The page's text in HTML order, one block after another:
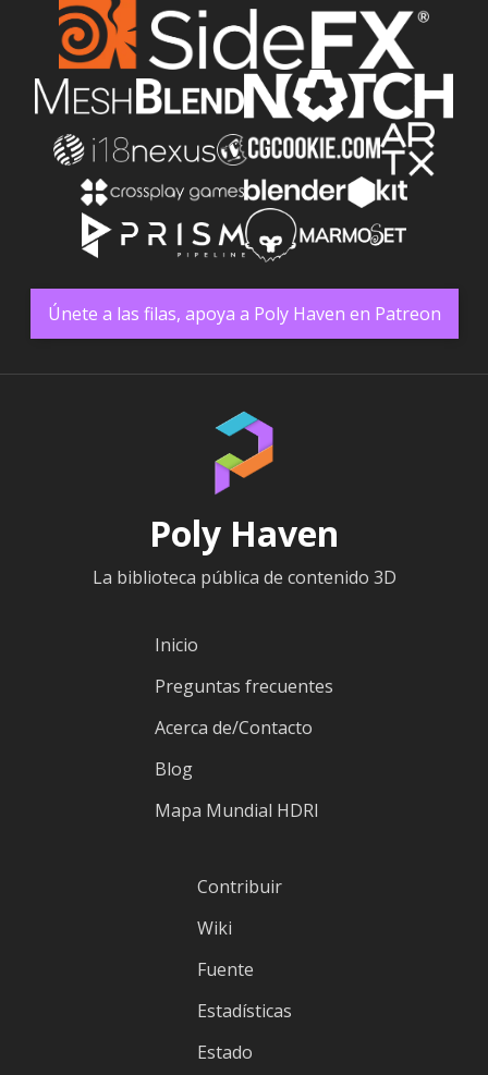
Únete a las filas, apoya a Poly Haven en Patreon
Poly Haven
La biblioteca pública de contenido 3D
Inicio
Preguntas frecuentes
Acerca de/Contacto
Blog
Mapa Mundial HDRI
Contribuir
Wiki
Fuente
Estadísticas
Estado